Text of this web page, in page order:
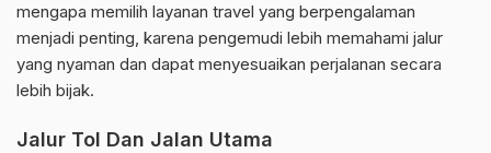
mengapa memilih layanan travel yang berpengalaman
menjadi penting, karena pengemudi lebih memahami jalur
yang nyaman dan dapat menyesuaikan perjalanan secara
lebih bijak.
Jalur Tol Dan Jalan Utama